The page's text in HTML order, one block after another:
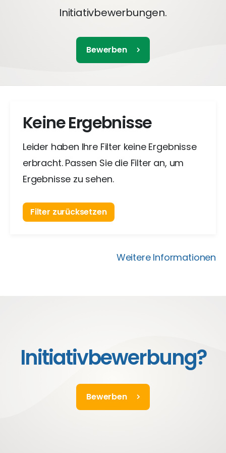
Initiativbewerbungen.
Bewerben
Keine Ergebnisse
Leider haben Ihre Filter keine Ergebnisse
erbracht. Passen Sie die Filter an, um
Ergebnisse zu sehen.
Filter zurücksetzen
Weitere Informationen
Initiativbewerbung?
Bewerben